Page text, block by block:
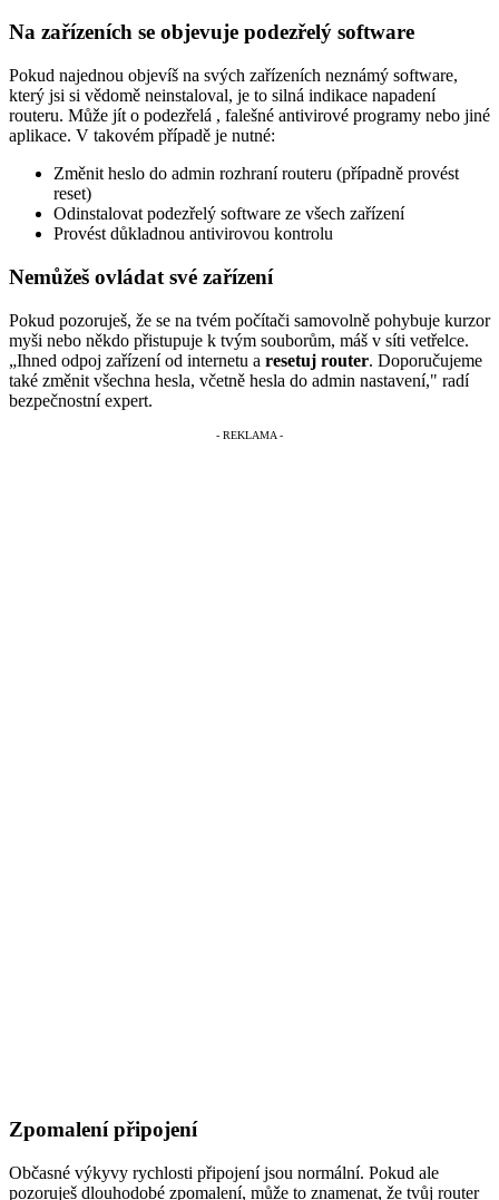
Na zařízeních se objevuje podezřelý software
Pokud najednou objevíš na svých zařízeních neznámý software,
který jsi si vědomě neinstaloval, je to silná indikace napadení
routeru. Může jít o podezřelá , falešné antivirové programy nebo jiné
aplikace. V takovém případě je nutné:
Změnit heslo do admin rozhraní routeru (případně provést
reset)
Odinstalovat podezřelý software ze všech zařízení
Provést důkladnou antivirovou kontrolu
Nemůžeš ovládat své zařízení
Pokud pozoruješ, že se na tvém počítači samovolně pohybuje kurzor
myši nebo někdo přistupuje k tvým souborům, máš v síti vetřelce.
„Ihned odpoj zařízení od internetu a resetuj router. Doporučujeme
také změnit všechna hesla, včetně hesla do admin nastavení," radí
bezpečnostní expert.
Zpomalení připojení
Občasné výkyvy rychlosti připojení jsou normální. Pokud ale
pozoruješ dlouhodobé zpomalení, může to znamenat, že tvůj router